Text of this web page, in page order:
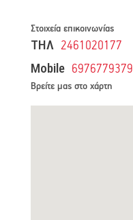
Στοιχεία επικοινωνίας
ΤΗΛ 2461020177
Mobile 6976779379
Βρείτε μας στο χάρτη